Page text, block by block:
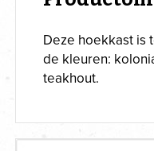
Deze hoekkast is
de kleuren:
teakhout.